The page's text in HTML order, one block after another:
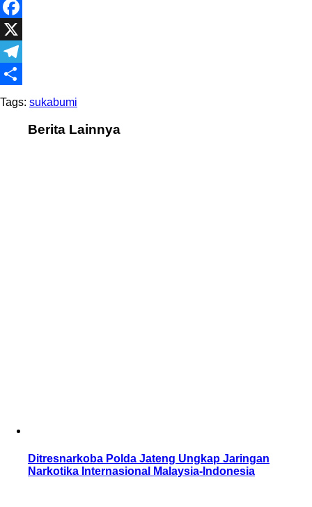
WhatsApp
Facebook
X
Telegram
Share
Tags: sukabumi
Berita Lainnya
Ditresnarkoba Polda Jateng Ungkap Jaringan
Narkotika Internasional Malaysia-Indonesia